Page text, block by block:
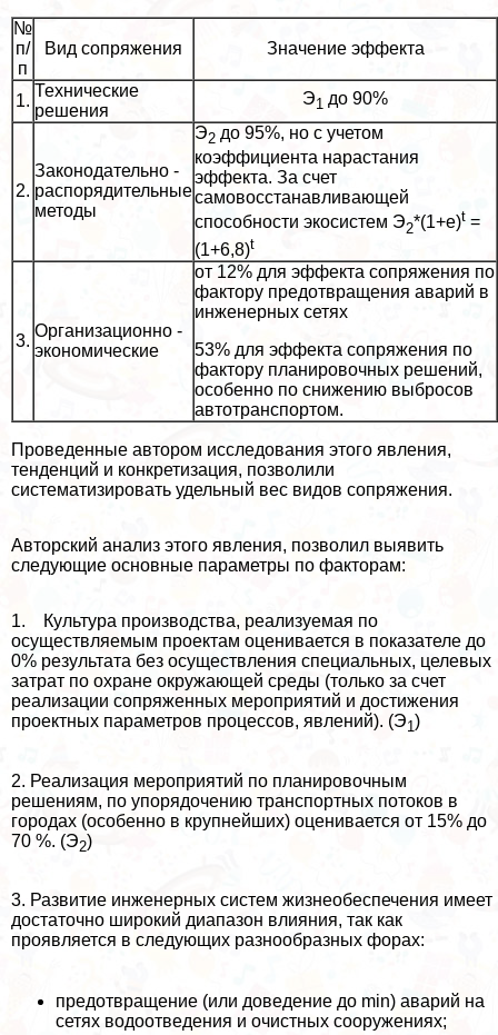
№
п/
п
Вид сопряжения Значение эффекта
1.
Технические
решения
Э1 до 90%
2.
Законодательно -
распорядительные
методы
Э2 до 95%, но с учетом
коэффициента нарастания
эффекта. За счет
самовосстанавливающей
способности экосистем Э2*(1+e)t =
(1+6,8)t
3.
Организационно -
экономические
от 12% для эффекта сопряжения по
фактору предотвращения аварий в
инженерных сетях
53% для эффекта сопряжения по
фактору планировочных решений,
особенно по снижению выбросов
автотрaнcпортом.
Проведенные автором исследования этого явления,
тенденций и конкретизация, позволили
систематизировать удельный вес видов сопряжения.
Авторский анализ этого явления, позволил выявить
следующие основные параметры по факторам:
1. Культура производства, реализуемая по
осуществляемым проектам оценивается в показателе до
0% результата без осуществления специальных, целевых
затрат по охране окружающей среды (только за счет
реализации сопряженных мероприятий и достижения
проектных параметров процессов, явлений). (Э1)
2. Реализация мероприятий по планировочным
решениям, по упорядочению трaнcпортных потоков в
городах (особенно в крупнейших) оценивается от 15% до
70 %. (Э2)
3. Развитие инженерных систем жизнеобеспечения имеет
достаточно широкий диапазон влияния, так как
проявляется в следующих разнообразных форах:
предотвращение (или доведение до min) аварий на
сетях водоотведения и очистных сооружениях;